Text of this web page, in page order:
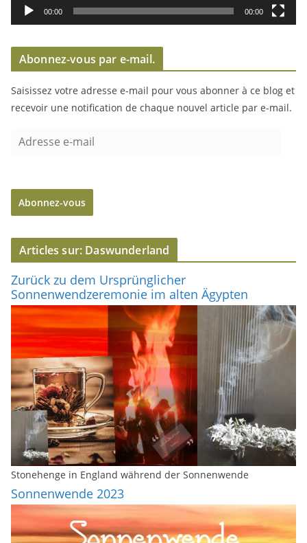
d
é
00:00 00:00
Abonnez-vous par e-mail.
Saisissez votre adresse e-mail pour vous abonner à ce blog et
recevoir une notification de chaque nouvel article par e-mail.
e
e
-
m
a
Abonnez-vous
Articles sur: Daswunderland
Zurück zu dem Ursprünglicher
Sonnenwendzeremonie im alten Ägypten
Stonehenge in England während der Sonnenwende
Sonnenwende 2023